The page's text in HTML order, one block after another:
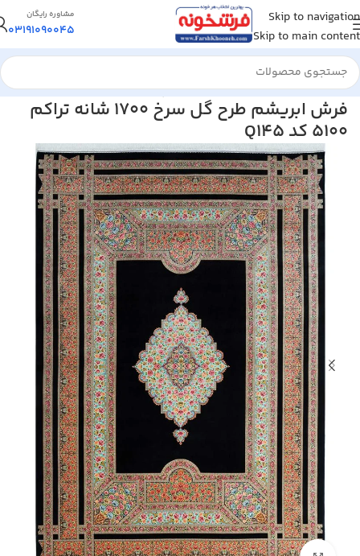
Skip to navigation
Skip to main content
مشاوره رایگان
03191090045
خانه/فرش ماشینی/فرش ابریشم و پشم
فرش ابریشم طرح گل سرخ 1700 شانه تراکم
5100 کد Q145